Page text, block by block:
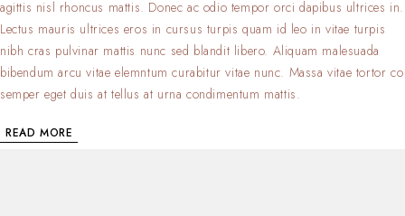
agittis nisl rhoncus mattis. Donec ac odio tempor orci dapibus ultrices in.
Lectus mauris ultrices eros in cursus turpis quam id leo in vitae turpis
nibh cras pulvinar mattis nunc sed blandit libero. Aliquam malesuada
bibendum arcu vitae elemntum curabitur vitae nunc. Massa vitae tortor co
semper eget duis at tellus at urna condimentum mattis.
READ MORE